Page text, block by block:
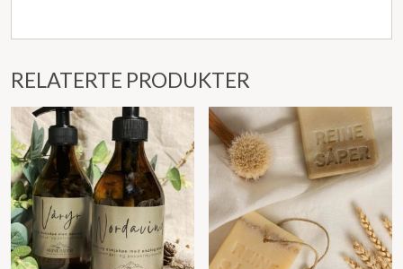
RELATERTE PRODUKTER